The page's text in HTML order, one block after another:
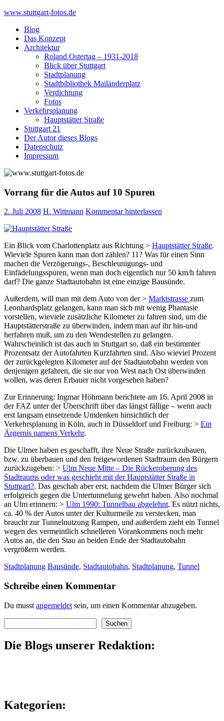
Skip
content
www.stuttgart-fotos.de
Blog
Das Konzept
Architektur
Roland Ostertag – 1931-2018
Blick über Stuttgart
Stadtplanung
Stadtbibliothek Mailänderplatz
Verdichtung
Fotos
Verkehrsplanung
Hauptstätter Straße
Stuttgart 21
Der Autor dieses Blogs
Datenschutz
Impressum
Vorrang für die Autos auf 10 Spuren
2. Juli 2008 H. Wittmann Kommentar hinterlassen
Ein Blick vom Charlottenplatz aus Richtung > Hauptstätter Straße.
Wieviele Spuren kann man dort zählen? 11? Was für einen Sinn
machen die Verzögerungs-, Beschleunigungs- und
Einfädelungsspuren, wenn man doch eigentlich nur 50 km/h fahren
darf? Die ganze Stadtautobahn ist eine einzige Bausünde.
Außerdem, will man mit dem Auto von der > Marktstrasse zum
Leonhardsplatz gelangen, kann man sich mit wenig Phantasie
vorstellen, wieviele zusätzliche Kilometer zu fahren sind, um die
Hauptstätterstraße zu überwinden, indem man auf ihr hin-und
herfahren muß, um zu den Wendestellen zu gelangen.
Wahrscheinlich ist das auch in Stuttgart so, daß ein bestimmter
Prozentsatz der Autofahrten Kurzfahrten sind. Also wieviel Prozent
der zurückgelegten Kilometer auf der Stadtautobahn werden von
denjenigen gefahren, die sie nur von West nach Ost überwinden
wollen, was deren Erbauer nicht vorgesehen haben?
Zur Erinnerung: Ingmar Höhmann berichtete am 16. April 2008 in
der FAZ unter der Überschrift über das längst fällige – wenn auch
erst langsam einsetzende Umdenken hinsichtlich der
Verkehrsplanung in Köln, auch in Düsseldorf und Freiburg: > Ein
Ärgernis namens Verkehr.
Die Ulmer haben es geschafft, ihre Neue Straße zurückzubauen,
bzw. zu überbauen und den freigewordenen Stadtraum den Bürgern
zurückzugeben: > Ulm Neue Mitte – Die Rückeroberung des
Stadtraums oder was geschieht mit der Hauptstätter Straße in
Stuttgart?. Das geschah aber erst, nachdem die Ulmer Bürger sich
erfolgreich gegen die Untertunnelung gewehrt haben. Also nochmal
an Ulm erinnern: > Ulm 1990: Tunnelbau abgelehnt. Es nützt nichts,
ca. 40 % der Autos unter der Kulturmeile zu verstecken, man
braucht zur Tunnelnutzung Rampen, und außerdem zieht ein Tunnel
wegen des vermeintlich schnelleren Vorankommens noch mehr
Autos an, die den Stau an beiden Ende der Stadtautobahn
vergrößern werden.
Stadtplanung Bausünde, Stadtautobahn, Stadtplanung, Tunnel
Schreibe einen Kommentar
Du musst angemeldet sein, um einen Kommentar abzugeben.
Suchen
Die Blogs unserer Redaktion:
Kategorien: